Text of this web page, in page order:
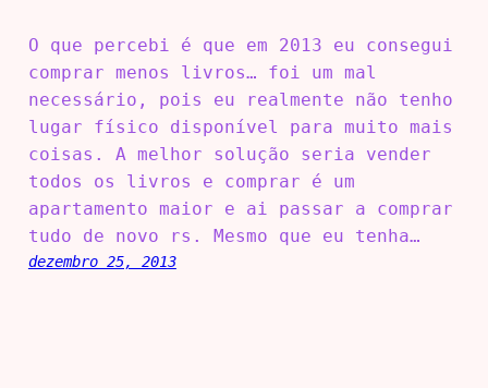
O que percebi é que em 2013 eu consegui
comprar menos livros… foi um mal
necessário, pois eu realmente não tenho
lugar físico disponível para muito mais
coisas. A melhor solução seria vender
todos os livros e comprar é um
apartamento maior e ai passar a comprar
tudo de novo rs. Mesmo que eu tenha…
dezembro 25, 2013